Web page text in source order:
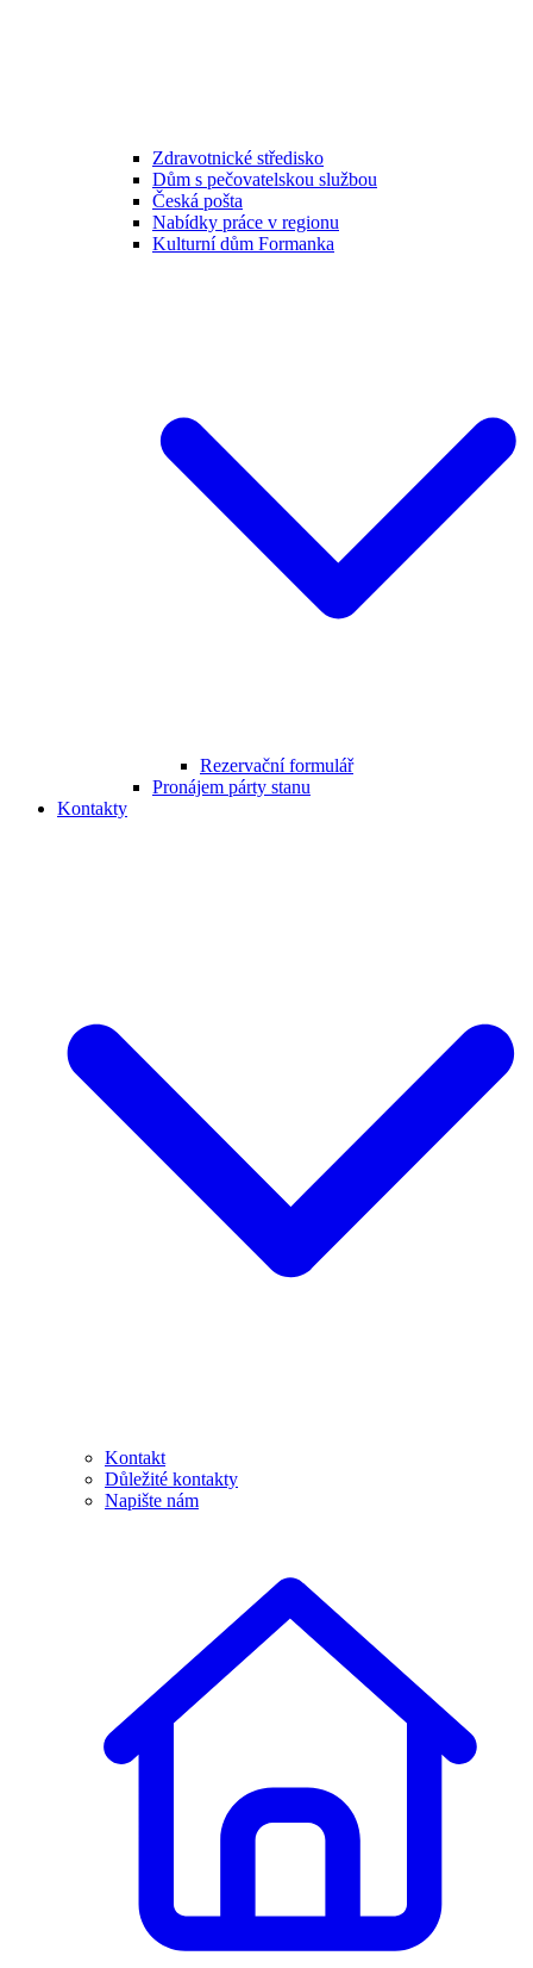
Zdravotnické středisko
Dům s pečovatelskou službou
Česká pošta
Nabídky práce v regionu
Kulturní dům Formanka
Rezervační formulář
Pronájem párty stanu
Kontakty
Kontakt
Důležité kontakty
Napište nám